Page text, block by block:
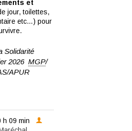
et
jour, toilettes,
etc…) pour
Solidarité
2026MGP/
APUR
h 09 min